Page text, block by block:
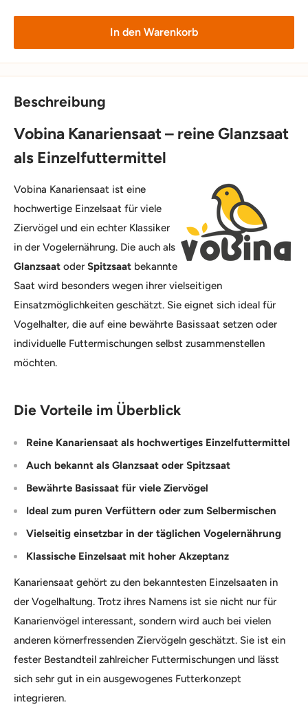
In den Warenkorb
Beschreibung
Vobina Kanariensaat – reine Glanzsaat
als Einzelfuttermittel
Vobina Kanariensaat ist eine
hochwertige Einzelsaat für viele
Ziervögel und ein echter Klassiker
in der Vogelernährung. Die auch als
Glanzsaat oder Spitzsaat bekannte
Saat wird besonders wegen ihrer vielseitigen
Einsatzmöglichkeiten geschätzt. Sie eignet sich ideal für
Vogelhalter, die auf eine bewährte Basissaat setzen oder
individuelle Futtermischungen selbst zusammenstellen
möchten.
Die Vorteile im Überblick
Reine Kanariensaat als hochwertiges Einzelfuttermittel
Auch bekannt als Glanzsaat oder Spitzsaat
Bewährte Basissaat für viele Ziervögel
Ideal zum puren Verfüttern oder zum Selbermischen
Vielseitig einsetzbar in der täglichen Vogelernährung
Klassische Einzelsaat mit hoher Akzeptanz
Kanariensaat gehört zu den bekanntesten Einzelsaaten in
der Vogelhaltung. Trotz ihres Namens ist sie nicht nur für
Kanarienvögel interessant, sondern wird auch bei vielen
anderen körnerfressenden Ziervögeln geschätzt. Sie ist ein
fester Bestandteil zahlreicher Futtermischungen und lässt
sich sehr gut in ein ausgewogenes Futterkonzept
integrieren.